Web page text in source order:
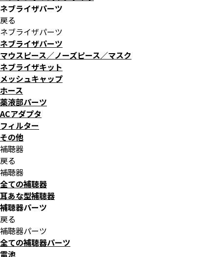
ネブライザパーツ
戻る
ネブライザパーツ
ネブライザパーツ
マウスピース／ノーズピース／マスク
ネブライザキット
メッシュキャップ
ホース
薬液部パーツ
ACアダプタ
フィルター
その他
補聴器
戻る
補聴器
全ての補聴器
耳あな型補聴器
補聴器パーツ
戻る
補聴器パーツ
全ての補聴器パーツ
電池